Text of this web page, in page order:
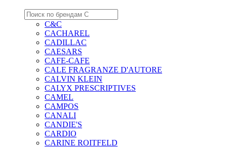
C&C
CACHAREL
CADILLAC
CAESARS
CAFE-CAFE
CALE FRAGRANZE D'AUTORE
CALVIN KLEIN
CALYX PRESCRIPTIVES
CAMEL
CAMPOS
CANALI
CANDIE'S
CARDIO
CARINE ROITFELD